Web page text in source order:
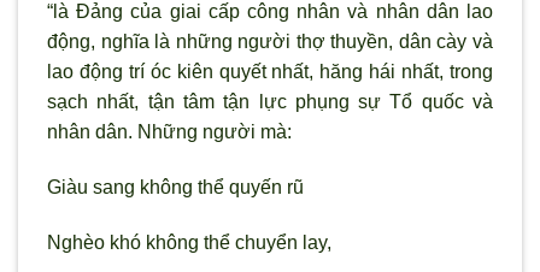
“là Đảng của giai cấp công nhân và nhân dân lao
động, nghĩa là những người thợ thuyền, dân cày và
lao động trí óc kiên quyết nhất, hăng hái nhất, trong
sạch nhất, tận tâm tận lực phụng sự Tổ quốc và
nhân dân. Những người mà:
Giàu sang không thể quyến rũ
Nghèo khó không thể chuyển lay,